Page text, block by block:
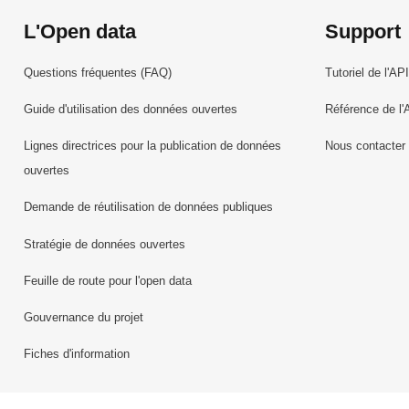
L'Open data
Questions fréquentes (FAQ)
Guide d'utilisation des données ouvertes
Lignes directrices pour la publication de données
ouvertes
Demande de réutilisation de données publiques
Stratégie de données ouvertes
Feuille de route pour l'open data
Gouvernance du projet
Fiches d'information
Support
Tutoriel de l'API
Référence de
Nous contacter